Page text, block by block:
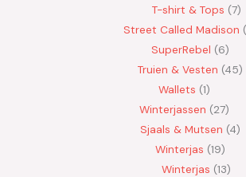
T-shirt & Tops 7
Street Called Madison
SuperRebel
6
Truien & Vesten 45
Wallets 1
Winterjassen
27
Sjaals & Mutsen 4
Winterjas 19
Winterjas 13